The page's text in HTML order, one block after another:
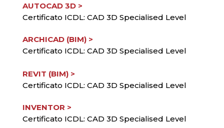
AUTOCAD 3D >
Certificato ICDL: CAD 3D Specialised Level
ARCHICAD (BIM) >
Certificato ICDL: CAD 3D Specialised Level
REVIT (BIM) >
Certificato ICDL: CAD 3D Specialised Level
INVENTOR >
Certificato ICDL: CAD 3D Specialised Level